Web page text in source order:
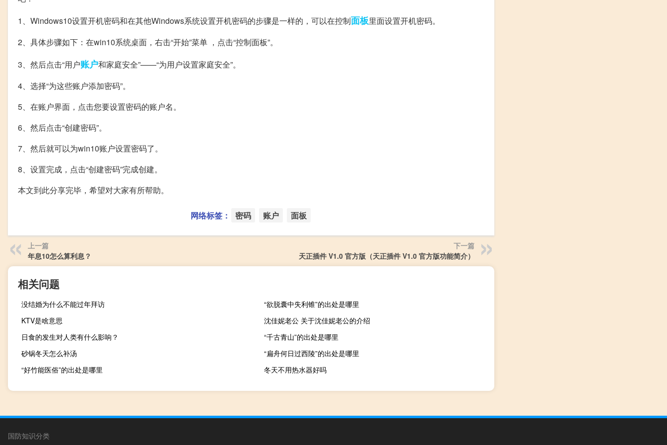
1、Windows10设置开机密码和在其他Windows系统设置开机密码的步骤是一样的，可以在控制面板里面设置开机密码。
2、具体步骤如下：在win10系统桌面，右击“开始”菜单 ，点击“控制面板”。
3、然后点击“用户账户和家庭安全”——“为用户设置家庭安全”。
4、选择“为这些账户添加密码”。
5、在账户界面，点击您要设置密码的账户名。
6、然后点击“创建密码”。
7、然后就可以为win10账户设置密码了。
8、设置完成，点击“创建密码”完成创建。
本文到此分享完毕，希望对大家有所帮助。
网络标签： 密码 账户 面板
上一篇
年息10怎么算利息？
下一篇
天正插件 V1.0 官方版（天正插件 V1.0 官方版功能简介）
相关问题
没结婚为什么不能过年拜访
“欲脱囊中失利锥”的出处是哪里
KTV是啥意思
沈佳妮老公 关于沈佳妮老公的介绍
日食的发生对人类有什么影响？
“千古青山”的出处是哪里
砂锅冬天怎么补汤
“扁舟何日过西陵”的出处是哪里
“好竹能医俗”的出处是哪里
冬天不用热水器好吗
国防知识分类